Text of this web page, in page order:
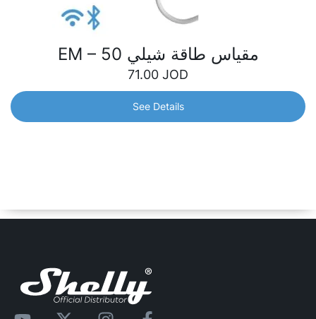
مقياس طاقة شيلي EM – 50
مقياس طاقة شيلي EM – 50
71.00 JOD
See Details